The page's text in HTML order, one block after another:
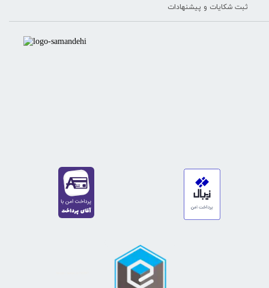
ثبت شکایات و پیشنهادات